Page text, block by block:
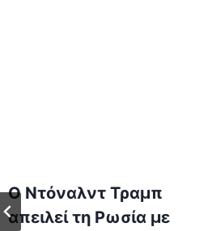
Ο Ντόναλντ Τραμπ
απειλεί τη Ρωσία με